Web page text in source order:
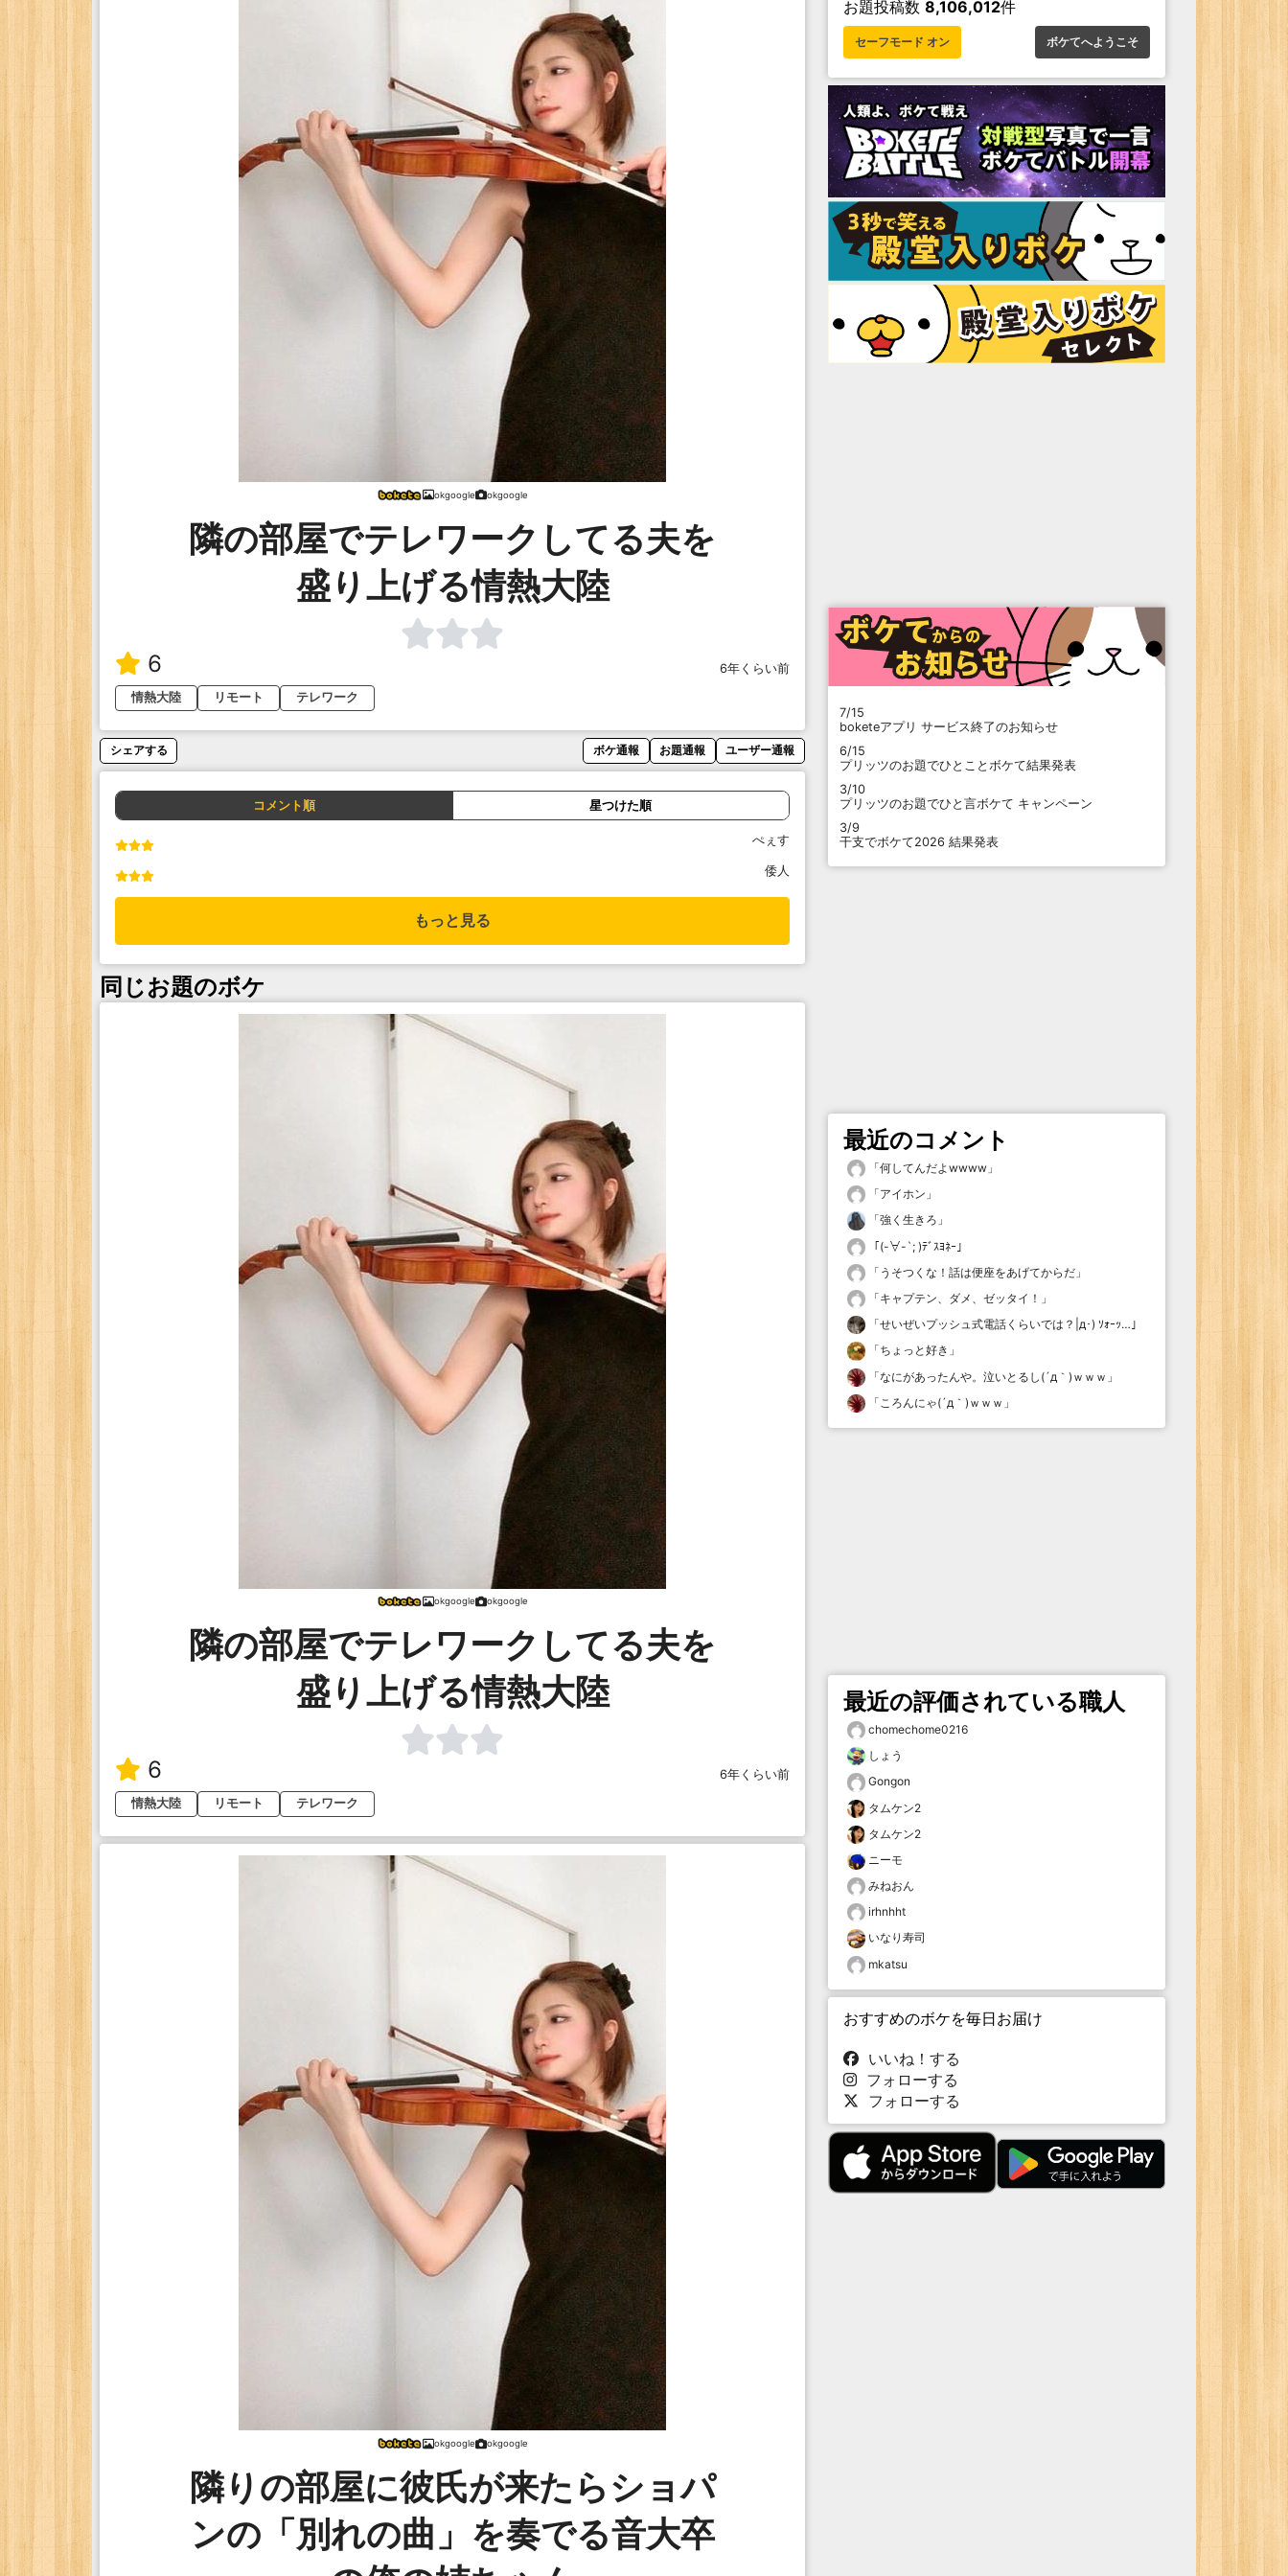
okgoogle okgoogle
隣の部屋でテレワークしてる夫を
盛り上げる情熱大陸
6
6年くらい前
情熱大陸
リモート テレワーク
シェアする ボケ通報 お題通報 ユーザー通報
コメント順 星つけた順
ぺぇす
倭人
もっと見る
同じお題のボケ
okgoogle okgoogle
隣の部屋でテレワークしてる夫を
盛り上げる情熱大陸
6
6年くらい前
情熱大陸
リモート テレワーク
okgoogle okgoogle
隣りの部屋に彼氏が来たらショパ
ンの「別れの曲」を奏でる音大卒
お題投稿数 8,106,012件
セーフモード オン ボケてへようこそ
7/15
boketeアプリ サービス終了のお知らせ
6/15
プリッツのお題でひとことボケて結果発表
3/10
プリッツのお題でひと言ボケて キャンペーン
3/9
干支でボケて2026 結果発表
最近のコメント
「何してんだよwwww 」
「アイホン 」
「強く生きろ 」
「(-∀-`; )ﾃﾞｽﾖﾈｰ 」
「 うそつくな！話は便座をあげてからだ 」
「キャプテン、ダメ、ゼッタイ！ 」
「せいぜいプッシュ式電話くらいでは？|д･) ｿｫｰｯ… 」
「ちょっと好き 」
「なにがあったんや。泣いとるし(´д｀)ｗｗｗ 」
「 ころんにゃ(´д｀)ｗｗｗ 」
最近の評価されている職人
chomechome0216
しょう
Gongon
タムケン2
タムケン2
ニーモ
みねおん
irhnhht
いなり寿司
mkatsu
おすすめのボケを毎日お届け
いいね！する
フォローする
フォローする